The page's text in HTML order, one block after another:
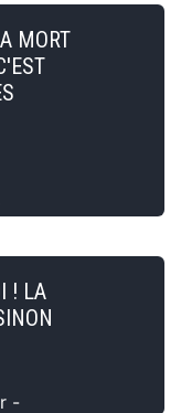
MORT
! LA
-